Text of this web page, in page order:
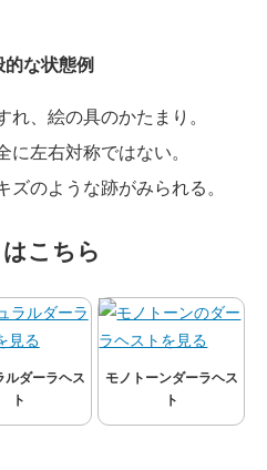
的な状態例
、絵の具のかたまり。
左右対称ではない。
のような跡がみられる。
こちら
ルダーラヘス
ト
モノトーンダーラヘス
ト